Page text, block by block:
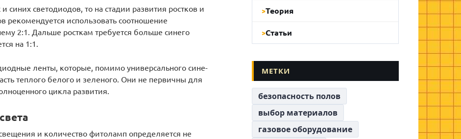
синих светодиодов, то на стадии развития ростков и
рекомендуется использовать соотношение
2:1. Дальше росткам требуется больше синего
на 1:1.
ленты, которые, помимо универсального сине-
теплого белого и зеленого. Они не первичны для
цикла развития.
и количество фитоламп определяется не
Теория
Статьи
МЕТКИ
безопасность полов
выбор материалов
газовое оборудование